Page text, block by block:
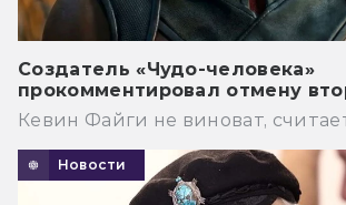
Создатель «Чудо-человека»
прокомментировал отмену
Кевин Файги не виноват,
Новости